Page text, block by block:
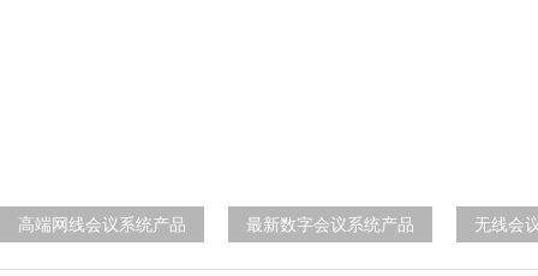
高端网线会议系统产品 最新数字会议系统产品 无线会